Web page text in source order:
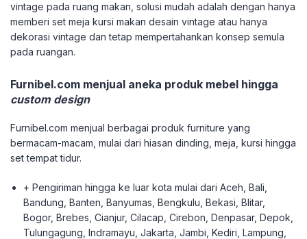
vintage pada ruang makan, solusi mudah adalah dengan hanya
memberi set meja kursi makan desain vintage atau hanya
dekorasi vintage dan tetap mempertahankan konsep semula
pada ruangan.
Furnibel.com menjual aneka produk mebel hingga
custom design
Furnibel.com menjual berbagai produk furniture yang
bermacam-macam, mulai dari hiasan dinding, meja, kursi hingga
set tempat tidur.
+ Pengiriman hingga ke luar kota mulai dari Aceh, Bali,
Bandung, Banten, Banyumas, Bengkulu, Bekasi, Blitar,
Bogor, Brebes, Cianjur, Cilacap, Cirebon, Denpasar, Depok,
Tulungagung, Indramayu, Jakarta, Jambi, Kediri, Lampung,